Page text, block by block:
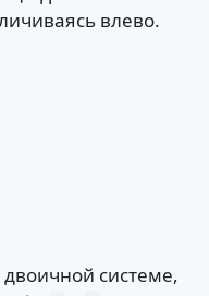
влево.
системе,